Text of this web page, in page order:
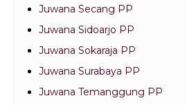
Juwana Secang PP
Juwana Sidoarjo PP
Juwana Sokaraja PP
Juwana Surabaya PP
Juwana Temanggung PP